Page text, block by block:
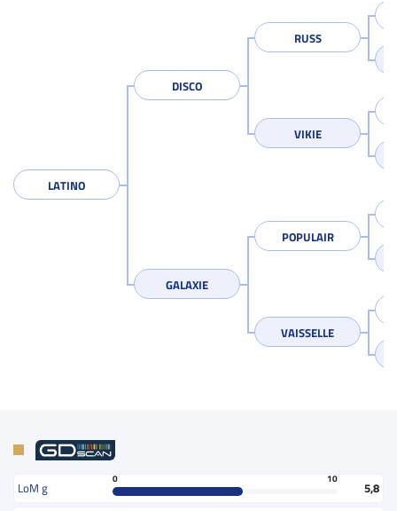
LATINO
DISCO
RUSS
VIKIE
GALAXIE
POPULAIR
VAISSELLE
LoM g
0 10
5,8